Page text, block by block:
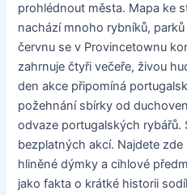
prohlédnout města. Mapa ke
nachází mnoho rybníků,
červnu se v Provincetownu
zahrnuje čtyři večeře, živou
den akce připomíná
požehnání sbírky od
odvaze portugalských rybářů.
bezplatných akcí. Najdete
hliněné dýmky a cihlové
jako fakta o krátké historii